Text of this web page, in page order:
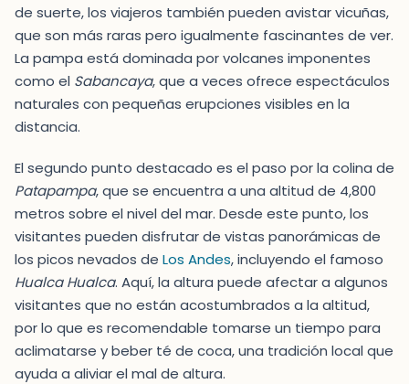
de suerte, los viajeros también pueden avistar vicuñas,
que son más raras pero igualmente fascinantes de ver.
La pampa está dominada por volcanes imponentes
como el Sabancaya, que a veces ofrece espectáculos
naturales con pequeñas erupciones visibles en la
distancia.
El segundo punto destacado es el paso por la colina de
Patapampa, que se encuentra a una altitud de 4,800
metros sobre el nivel del mar. Desde este punto, los
visitantes pueden disfrutar de vistas panorámicas de
los picos nevados de Los Andes, incluyendo el famoso
Hualca Hualca. Aquí, la altura puede afectar a algunos
visitantes que no están acostumbrados a la altitud,
por lo que es recomendable tomarse un tiempo para
aclimatarse y beber té de coca, una tradición local que
ayuda a aliviar el mal de altura.